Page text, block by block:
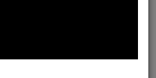
avec ses pères, et fut